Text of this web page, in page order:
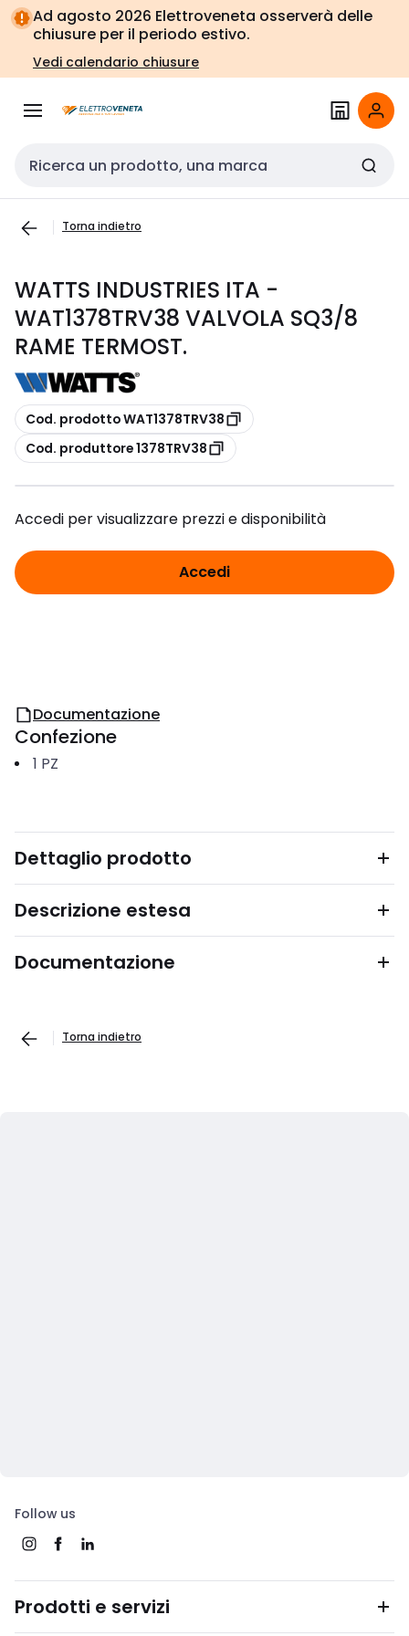
Vai alla
navigazione
Vai
alla
pagina
Ad agosto 2026 Elettroveneta osserverà delle
chiusure per il periodo estivo.
Vedi calendario chiusure
Cerca input
Torna indietro
WATTS INDUSTRIES ITA -
WAT1378TRV38 VALVOLA SQ3/8
RAME TERMOST.
copia
Cod. prodotto WAT1378TRV38
copia
Cod. produttore 1378TRV38
Accedi per visualizzare prezzi e disponibilità
Accedi
Documentazione
Confezione
1 PZ
Dettaglio prodotto
Descrizione estesa
Documentazione
Torna indietro
Follow us
Prodotti e servizi